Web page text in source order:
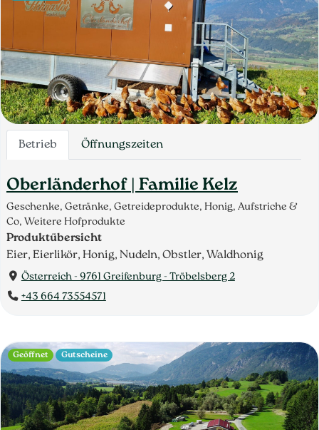
Betrieb Öffnungszeiten
Oberländerhof | Familie Kelz
Geschenke, Getränke, Getreideprodukte, Honig, Aufstriche &
Co, Weitere Hofprodukte
Produktübersicht
Eier, Eierlikör, Honig, Nudeln, Obstler, Waldhonig
Österreich - 9761 Greifenburg - Tröbelsberg 2
+43 664 73554571
Geöffnet Gutscheine